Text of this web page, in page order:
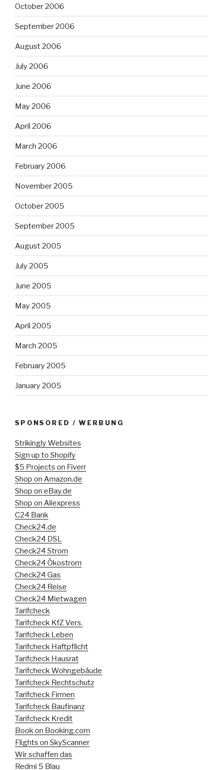
October 2006
September 2006
August 2006
July 2006
June 2006
May 2006
April 2006
March 2006
February 2006
November 2005
October 2005
September 2005
August 2005
July 2005
June 2005
May 2005
April 2005
March 2005
February 2005
January 2005
SPONSORED / WERBUNG
Strikingly Websites
Sign up to Shopify
$5 Projects on Fiverr
Shop on Amazon.de
Shop on eBay.de
Shop on Aliexpress
C24 Bank
Check24.de
Check24 DSL
Check24 Strom
Check24 Ökostrom
Check24 Gas
Check24 Reise
Check24 Mietwagen
Tarifcheck
Tarifcheck KfZ Vers.
Tarifcheck Leben
Tarifcheck Haftpflicht
Tarifcheck Hausrat
Tarifcheck Wohngebäude
Tarifcheck Rechtschutz
Tarifcheck Firmen
Tarifcheck Baufinanz
Tarifcheck Kredit
Book on Booking.com
Flights on SkyScanner
Wir schaffen das
Redmi 5 Blau